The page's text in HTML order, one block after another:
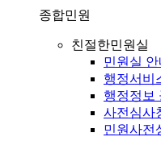
종합민원
친절한민원실
민원실 안
행정서비
행정정보
사전심사
민원사전